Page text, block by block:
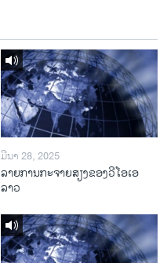
ມີນາ 28, 2025
ລາຍການກະຈາຍສຽງຂອງວີໂອເອ
ລາວ